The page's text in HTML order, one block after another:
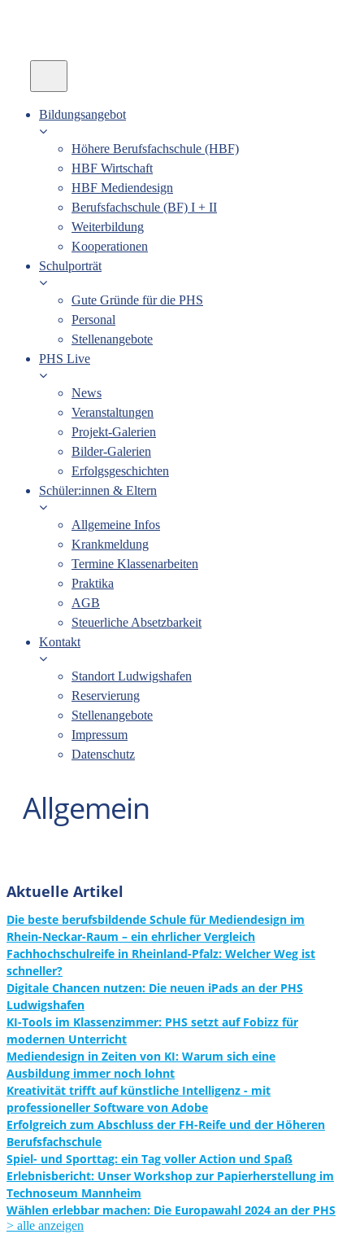
Bildungsangebot
Höhere Berufsfachschule (HBF)
HBF Wirtschaft
HBF Mediendesign
Berufsfachschule (BF) I + II
Weiterbildung
Kooperationen
Schulporträt
Gute Gründe für die PHS
Personal
Stellenangebote
PHS Live
News
Veranstaltungen
Projekt-Galerien
Bilder-Galerien
Erfolgsgeschichten
Schüler:innen & Eltern
Allgemeine Infos
Krankmeldung
Termine Klassenarbeiten
Praktika
AGB
Steuerliche Absetzbarkeit
Kontakt
Standort Ludwigshafen
Reservierung
Stellenangebote
Impressum
Datenschutz
Allgemein
Aktuelle Artikel
Die beste berufsbildende Schule für Mediendesign im
Rhein-Neckar-Raum – ein ehrlicher Vergleich
Fachhochschulreife in Rheinland-Pfalz: Welcher Weg ist
schneller?
Digitale Chancen nutzen: Die neuen iPads an der PHS
Ludwigshafen
KI-Tools im Klassenzimmer: PHS setzt auf Fobizz für
modernen Unterricht
Mediendesign in Zeiten von KI: Warum sich eine
Ausbildung immer noch lohnt
Kreativität trifft auf künstliche Intelligenz - mit
professioneller Software von Adobe
Erfolgreich zum Abschluss der FH-Reife und der Höheren
Berufsfachschule
Spiel- und Sporttag: ein Tag voller Action und Spaß
Erlebnisbericht: Unser Workshop zur Papierherstellung im
Technoseum Mannheim
Wählen erlebbar machen: Die Europawahl 2024 an der PHS
> alle anzeigen